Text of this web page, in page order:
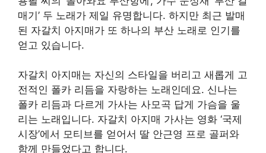
매기’ 두 노래가 제일 유명합니다. 하지만 최근 발매
된 자갈치 아지매가 또 하나의 부산 노래로 인기를
얻고 있습니다.
자갈치 아지매는 자신의 스타일을 버리고 새롭게 고
전적인 폴카 리듬을 자랑하는 노래인데요. 신나는
폴카 리듬과 다르게 가사는 사모곡 답게 가슴을 울
리는 노래입니다. 자갈치 아지매 가사는 영화 ‘국제
시장’에서 모티브를 얻어서 딸 안근영 프로 골퍼와
함께 만들었다고 합니다.